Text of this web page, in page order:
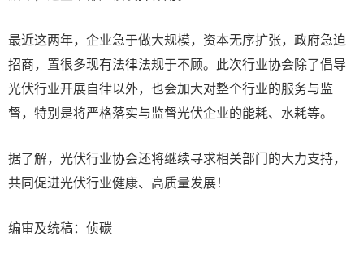
最近这两年，企业急于做大规模，资本无序扩张，政府急迫
招商，置很多现有法律法规于不顾。此次行业协会除了倡导
光伏行业开展自律以外，也会加大对整个行业的服务与监
督，特别是将严格落实与监督光伏企业的能耗、水耗等。
据了解，光伏行业协会还将继续寻求相关部门的大力支持，
共同促进光伏行业健康、高质量发展！
编审及统稿：侦碳